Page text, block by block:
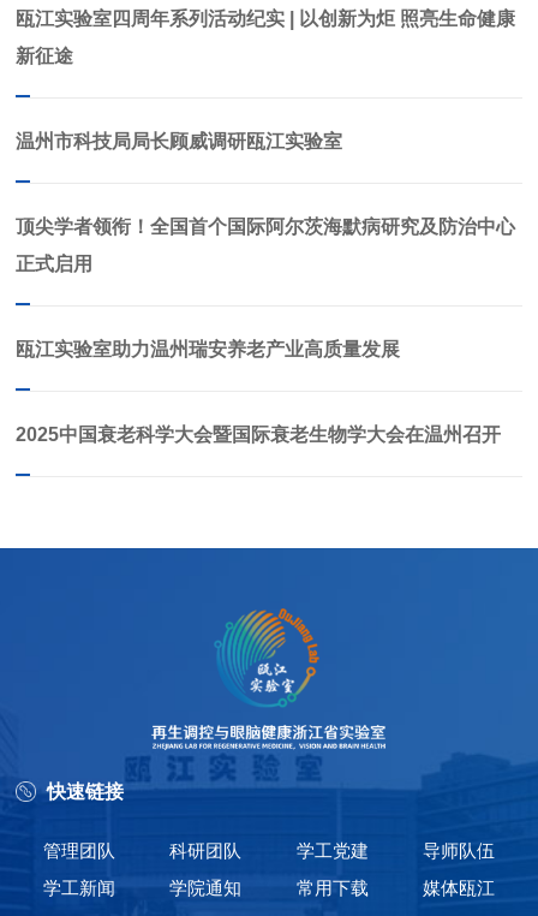
瓯江实验室四周年系列活动纪实 | 以创新为炬 照亮生命健康
新征途
温州市科技局局长顾威调研瓯江实验室
顶尖学者领衔！全国首个国际阿尔茨海默病研究及防治中心
正式启用
瓯江实验室助力温州瑞安养老产业高质量发展
2025中国衰老科学大会暨国际衰老生物学大会在温州召开
快速链接
管理团队 科研团队 学工党建
导师队伍
学工新闻
学院通知 常用下载
媒体瓯江